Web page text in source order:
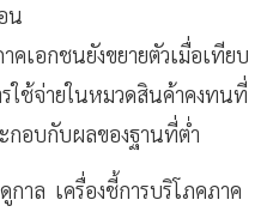
น
เอกชนยังขยายตัวเมื่อเทียบ
ใช้จ่ายในหมวดสินค้าคงทนที่
กอบกับผลของฐานที่ต่ำ
าล เครื่องชี้การบริโภคภาค